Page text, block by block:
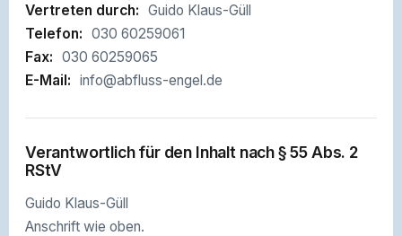
Vertreten durch: Guido Klaus-Güll
Telefon: 030 60259061
Fax: 030 60259065
E-Mail: info@abfluss-engel.de
Verantwortlich für den Inhalt nach § 55 Abs. 2
RStV
Guido Klaus-Güll
Anschrift wie oben.